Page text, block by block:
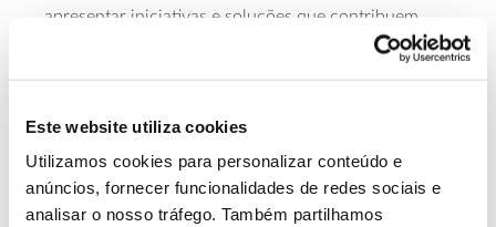
Este website utiliza cookies
Utilizamos cookies para personalizar conteúdo e
anúncios, fornecer funcionalidades de redes sociais e
analisar o nosso tráfego. Também partilhamos
apresentar iniciativas e soluções que contribuem
para criar paisagens mais resilientes, em benefício
das pessoas e do planeta. A organização é da IUFRU
Florestal e da empresa brasileira Embrapa (Unidade
Saiba mais sobre a Conferência IUFRO